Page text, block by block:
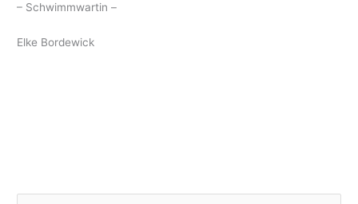
– Schwimmwartin –
Elke Bordewick